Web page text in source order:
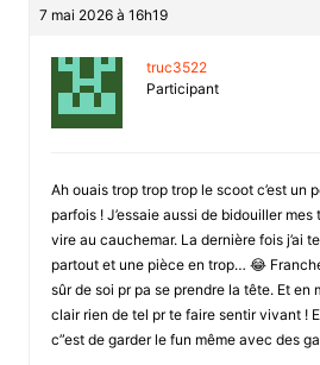
7 mai 2026 à 16h19
truc3522
Participant
Ah ouais trop trop trop le scoot c’est un
parfois ! J’essaie aussi de bidouiller
vire au cauchemar. La dernière fois j’ai
partout et une pièce en trop… 😂
sûr de soi pr pa se prendre la tête. Et en
clair rien de tel pr te faire sentir vivant !
c”est de garder le fun même avec des